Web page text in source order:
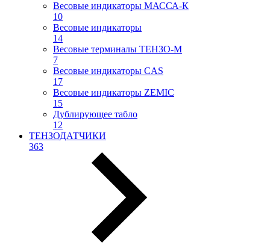
Весовые индикаторы МАССА-К
10
Весовые индикаторы
14
Весовые терминалы ТЕНЗО-М
7
Весовые индикаторы CAS
17
Весовые индикаторы ZEMIC
15
Дублирующее табло
12
ТЕНЗОДАТЧИКИ
363